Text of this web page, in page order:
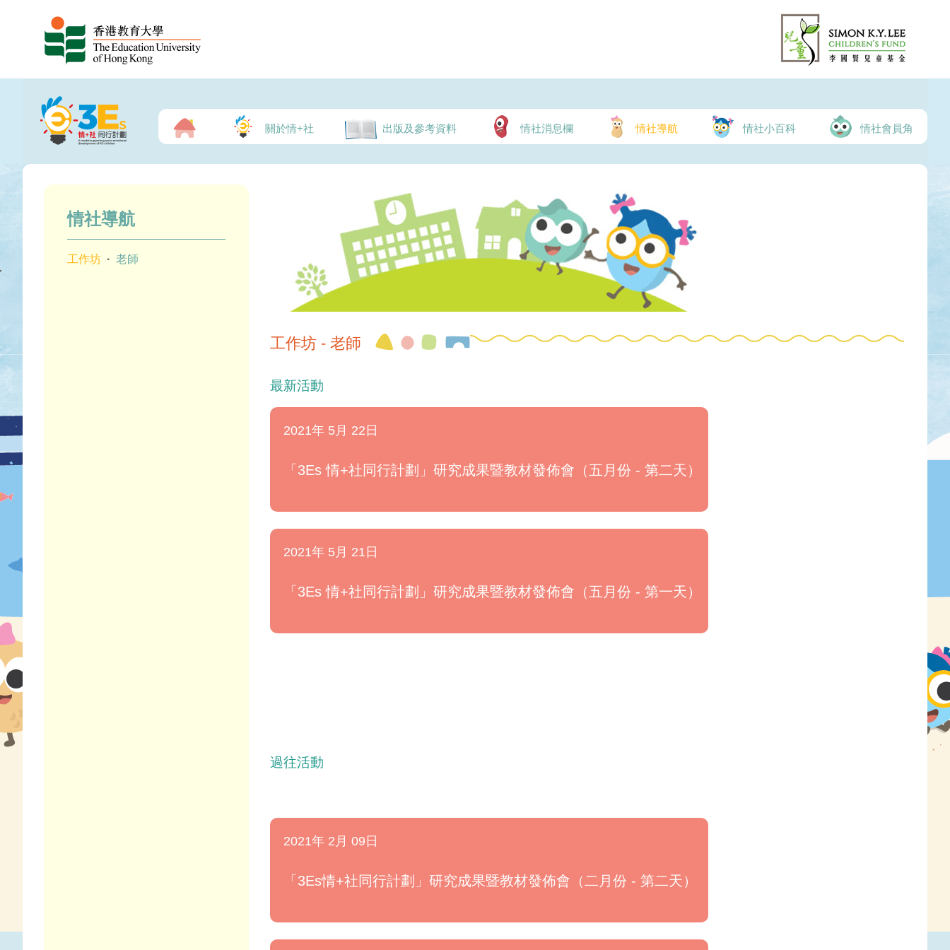
關於情+社 出版及參考資料 情社消息欄 情社導航 情社小百科 情社會員角
情社導航
工作坊 · 老師
工作坊 - 老師
最新活動
2021年 5月 22日
「3Es 情+社同行計劃」研究成果暨教材發佈會（五月份 - 第二天）
2021年 5月 21日
「3Es 情+社同行計劃」研究成果暨教材發佈會（五月份 - 第一天）
過往活動
2021年 2月 09日
「3Es情+社同行計劃」研究成果暨教材發佈會（二月份 - 第二天）